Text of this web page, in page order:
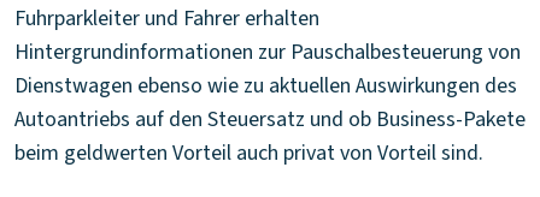
Fuhrparkleiter und Fahrer erhalten
Hintergrundinformationen zur Pauschalbesteuerung von
Dienstwagen ebenso wie zu aktuellen Auswirkungen des
Autoantriebs auf den Steuersatz und ob Business-Pakete
beim geldwerten Vorteil auch privat von Vorteil sind.